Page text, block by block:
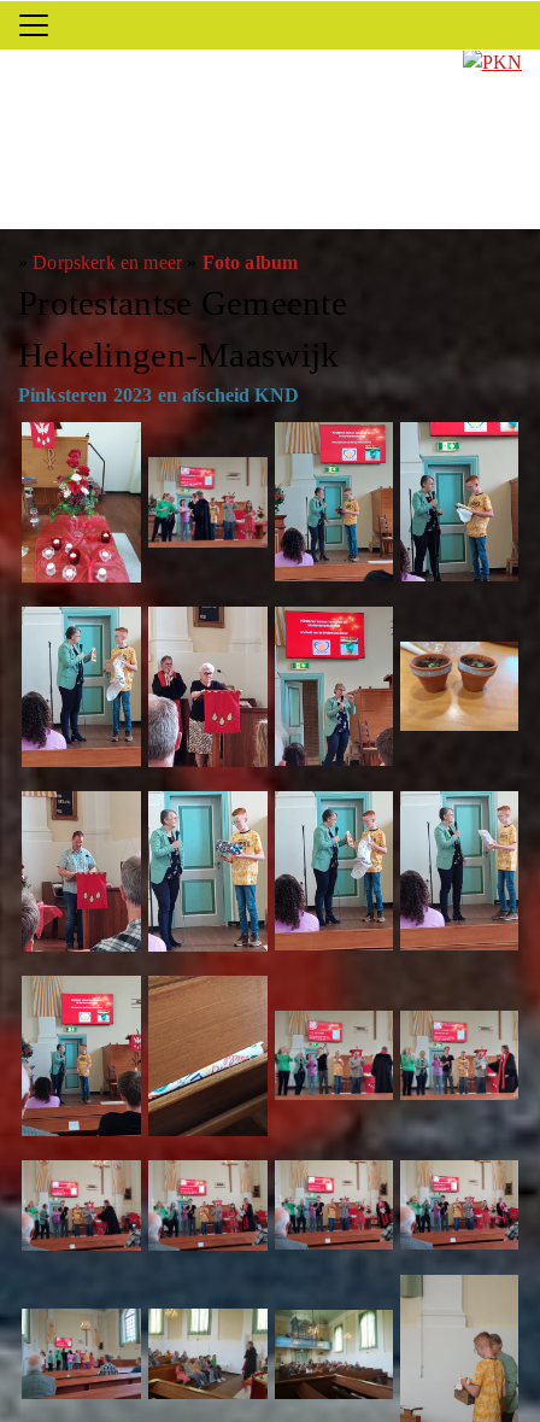
»Dorpskerk en meer» Foto album
Protestantse Gemeente
Hekelingen-Maaswijk
Pinksteren 2023 en afscheid KND